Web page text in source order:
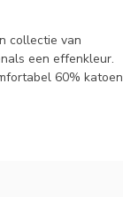
collectie van
een effenkleur.
60% katoen